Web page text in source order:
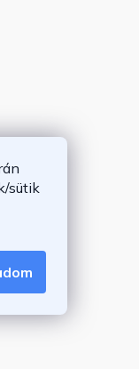
sütik